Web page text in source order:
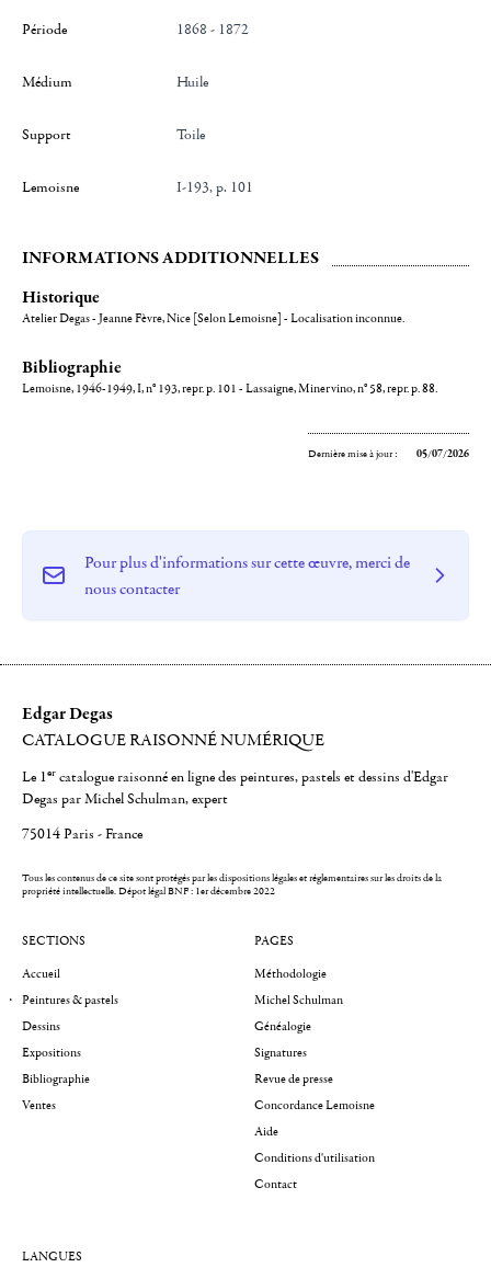
Période 1868 - 1872
Médium Huile
Support Toile
Lemoisne I-193, p. 101
INFORMATIONS ADDITIONNELLES
Historique
Atelier Degas - Jeanne Fèvre, Nice [Selon Lemoisne] - Localisation inconnue.
Bibliographie
Lemoisne, 1946-1949, I, n° 193, repr. p. 101 - Lassaigne, Minervino, n° 58, repr. p. 88.
Dernière mise à jour : 05/07/2026
Pour plus d'informations sur cette œuvre, merci de
nous contacter
Edgar Degas
CATALOGUE RAISONNÉ NUMÉRIQUE
Le 1er catalogue raisonné en ligne des peintures, pastels et dessins d'Edgar
Degas par Michel Schulman, expert
75014 Paris - France
Tous les contenus de ce site sont protégés par les dispositions légales et réglementaires sur les droits de la
propriété intellectuelle.Dépot légal BNF : 1er décembre 2022
SECTIONS
Accueil
Peintures & pastels
Dessins
Expositions
Bibliographie
Ventes
PAGES
Méthodologie
Michel Schulman
Généalogie
Signatures
Revue de presse
Concordance Lemoisne
Aide
Conditions d'utilisation
Contact
LANGUES